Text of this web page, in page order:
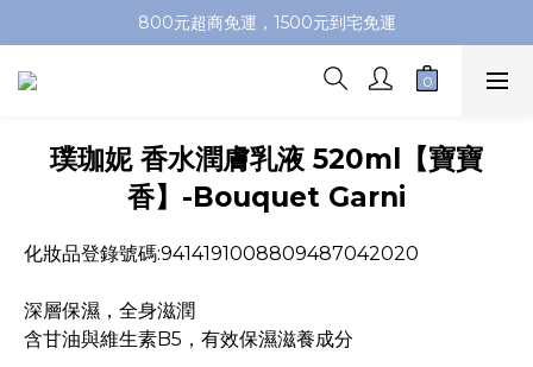
加入會員即送100元購物金，推薦好友，再送購物金
800元超商免運，1500元到宅免運
加入會員即送100元購物金，推薦好友，再送購物金
璞珈妮 香水潤膚乳液 520ml【寶寶
香】-Bouquet Garni
化妝品登錄號碼:9414191008809487042020
深層保濕，全身滋潤
含甘油與維生素B5，有效保濕滋養成分